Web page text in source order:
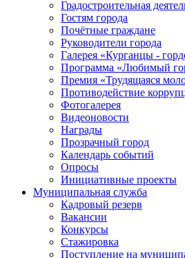
Градостроительная
Гостям города
Почётные граждане
Руководители города
Галерея «Курганцы -
Программа «Любимый
Премия «Трудящаяся
Противодействие
Фотогалерея
Видеоновости
Награды
Прозрачный город
Календарь событий
Опросы
Инициативные проекты
Муниципальная служба
Кадровый резерв
Вакансии
Конкурсы
Стажировка
Поступление на